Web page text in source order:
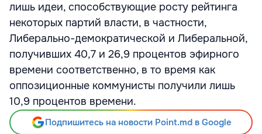
лишь идеи, способствующие росту рейтинга
некоторых партий власти, в частности,
Либерально-демократической и Либеральной,
получивших 40,7 и 26,9 процентов эфирного
времени соответственно, в то время как
оппозиционные коммунисты получили лишь
10,9 процентов времени.
Подпишитесь на новости Point.md в Google